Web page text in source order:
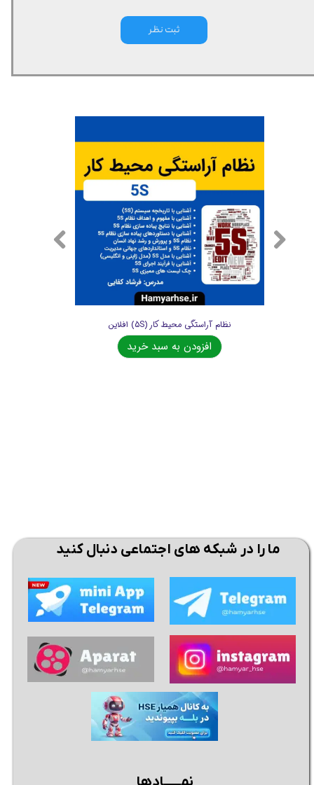
ثبت نظر
نظام آراستگی محیط کار (5S) افلاین
افزودن به سبد خرید
ما را در شبکه های اجتماعی دنبال کنید